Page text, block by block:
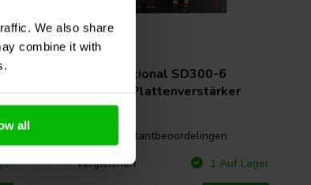
We also share
combine it with
all
1 x 300 W
Yung International SD300-6
Subwoofer-Plattenverstärker
0 klantbeoordelingen
Vergleichen
1 Auf Lager